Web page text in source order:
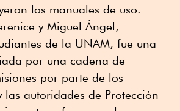
los manuales de uso.
y Miguel Ángel,
de la UNAM, fue una
por una cadena de
por parte de los
las autoridades de Protección